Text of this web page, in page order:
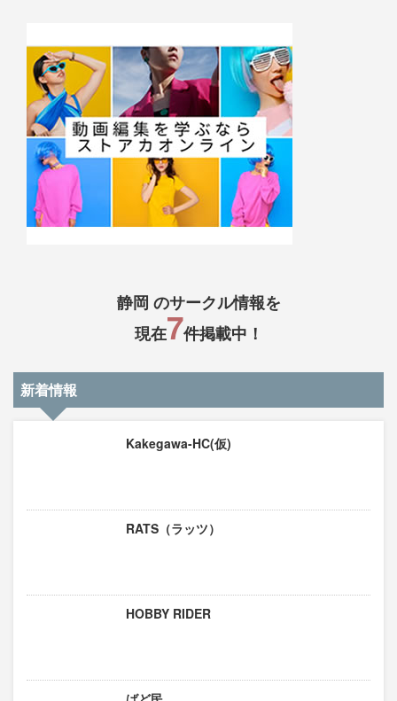
静岡 のサークル情報を
現在7件掲載中！
新着情報
Kakegawa-HC(仮)
RATS（ラッツ）
HOBBY RIDER